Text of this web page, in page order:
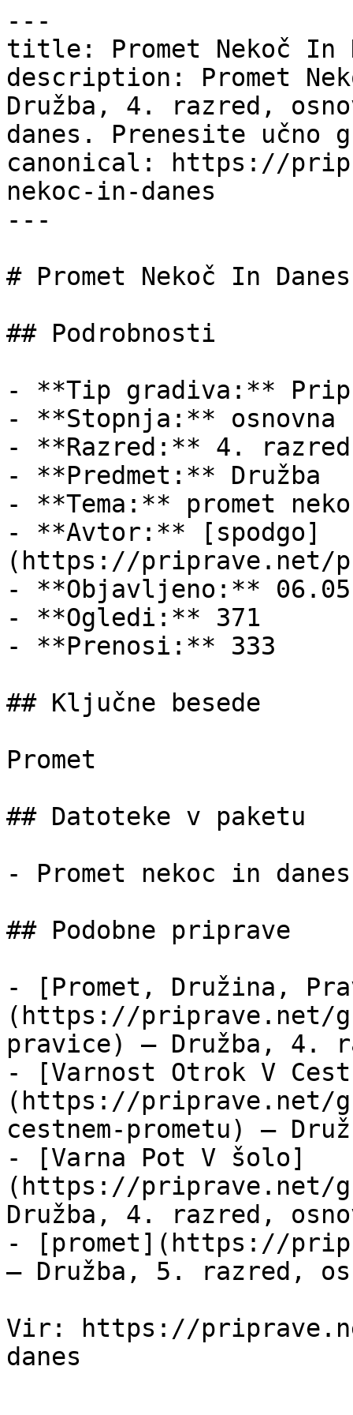
---
title: Promet Nekoč In
description: Promet
Družba, 4. razred,
danes. Prenesite učno
canonical: https://
nekoc-in-danes
---
# Promet Nekoč In Danes
## Podrobnosti
- **Tip gradiva:**
- **Stopnja:** osnovna
- **Razred:** 4. razred
- **Predmet:** Družba
- **Tema:** promet
- **Avtor:** [spodgo]
(https://priprave.net/
- **Objavljeno:**
- **Ogledi:** 371
- **Prenosi:** 333
## Ključne besede
Promet
## Datoteke v paketu
- Promet nekoc in
## Podobne priprave
- [Promet, Družina,
(https://priprave.net/
pravice) — Družba, 4.
- [Varnost Otrok V
(https://priprave.net/
cestnem-prometu) —
- [Varna Pot V šolo]
(https://priprave.net/
Družba, 4. razred,
- [promet](https://
— Družba, 5. razred,
Vir: https://